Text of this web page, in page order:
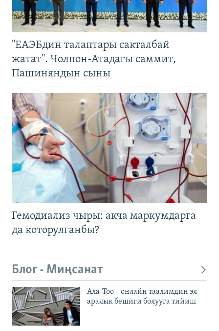
"ЕАЭБдин талаптары сакталбай
жатат". Чолпон-Атадагы саммит,
Пашиняндын сыны
Гемодиализ чыры: акча маркумдарга
да которулганбы?
Блог - Миңсанат
Ала-Тоо – онлайн таалимдин эл
аралык бешиги болууга тийиш